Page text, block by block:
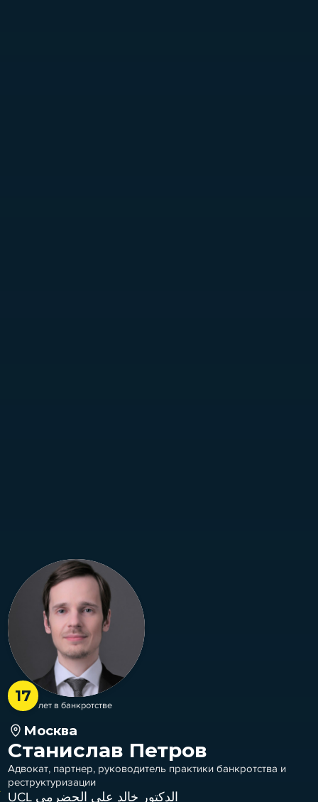
17
лет в банкротстве
Москва
Станислав Петров
Адвокат, партнер, руководитель практики банкротства и
реструктуризации
UCL الدكتور خالد علي الحضرمي